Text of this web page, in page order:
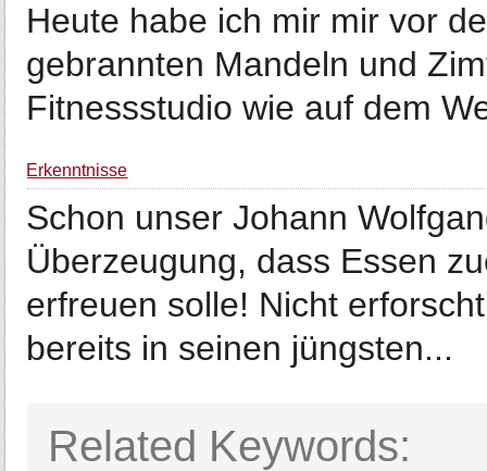
Heute habe ich mir mir vor
gebrannten Mandeln und
Fitnessstudio wie auf dem
Erkenntnisse
Schon unser Johann
Überzeugung, dass Essen
erfreuen solle! Nicht
bereits in seinen jüngsten...
Related Keywords: